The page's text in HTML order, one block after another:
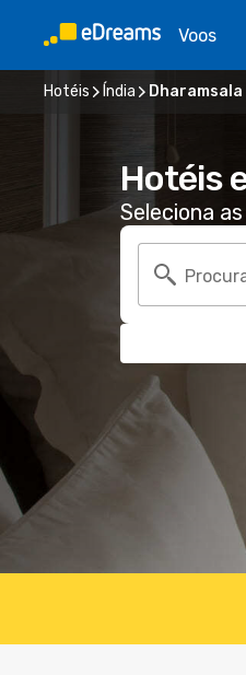
Voos
Hotéis Índia Dharamsala
Hotéis
Seleciona